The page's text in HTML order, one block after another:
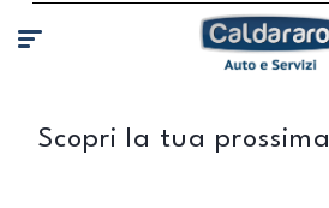
Scopri la tua prossima